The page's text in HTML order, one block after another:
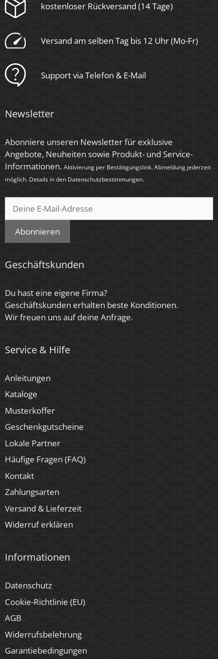
Form
Schaltzyklen
> 25.000
Anlaufzeit
Zündzeit
Farbe
Bronze – gebürstet
< 6 SDCM
Marke / Hersteller
Energieeffizienzklasse
Herstellergarantie
6 Jahre
kostenloser Rückversand (14 Tage)
Versand am selben Tag bis 12 Uhr (Mo-Fr)
Support via Telefon & E-Mail
Newsletter
Abonniere unseren Newsletter für exklusive
Angebote, Neuheiten sowie Produkt- und Service-
Informationen. Aktivierung per Bestätigungslink. Abmeldung jederzeit
möglich. Details in den Datenschutzbestimmungen.
Abonnieren
Geschäftskunden
Du hast eine eigene Firma?
Geschäftskunden erhalten beste Konditionen.
Wir freuen uns auf deine Anfrage.
Service & Hilfe
Anleitungen
Kataloge
Musterkoffer
Geschenkgutscheine
Lokale Partner
Häufige Fragen (FAQ)
Kontakt
Zahlungsarten
Versand & Lieferzeit
Widerruf erklären
Informationen
Datenschutz
Cookie-Richtlinie (EU)
AGB
Widerrufsbelehrung
Garantiebedingungen